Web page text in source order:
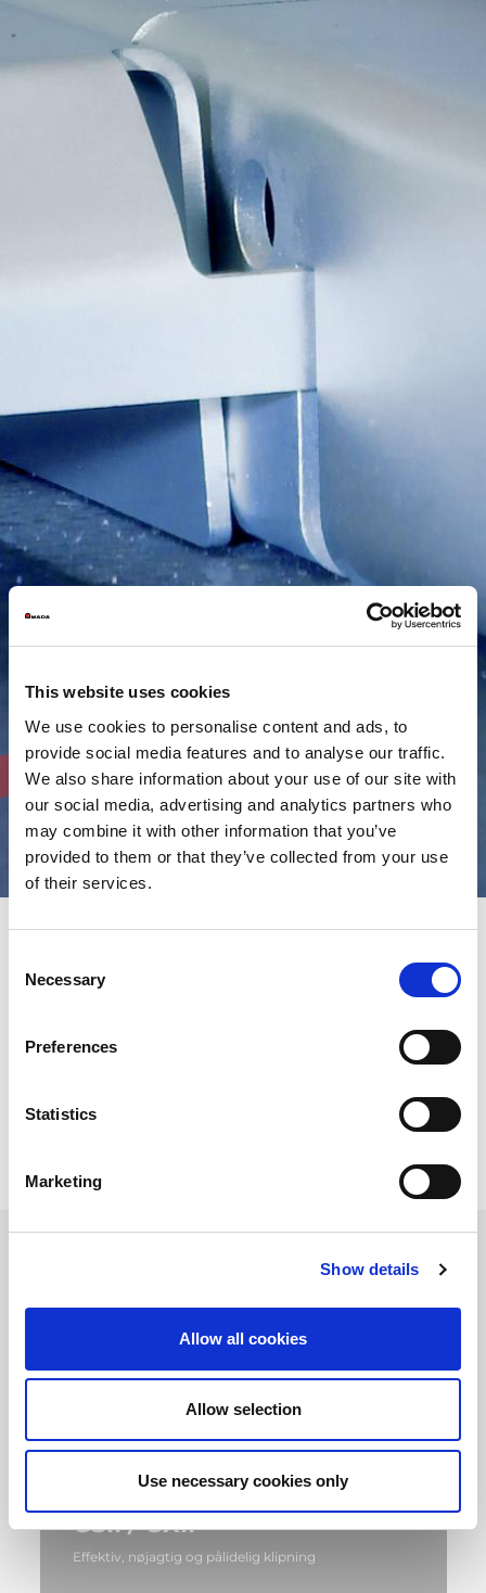
This website uses cookies
We use cookies to personalise content and ads, to
provide social media features and to analyse our traffic.
We also share information about your use of our site with
our social media, advertising and analytics partners who
may combine it with other information that you’ve
provided to them or that they’ve collected from your use
of their services.
Selection
Necessary
Preferences
Statistics
Marketing
Show details
Allow all cookies
Allow selection
Use necessary cookies only
Det er afgørende at strømmen af arbejdsemner,
udgangspunktet for hele fremstillingsprocessen, administreres
implementerede i designet og fremstillingen af AMADAs
pladesakse.
sikkerhed og ligeledes komfort og brugervenlighed.
GSII / GXII
Effektiv, nøjagtig og pålidelig klipning